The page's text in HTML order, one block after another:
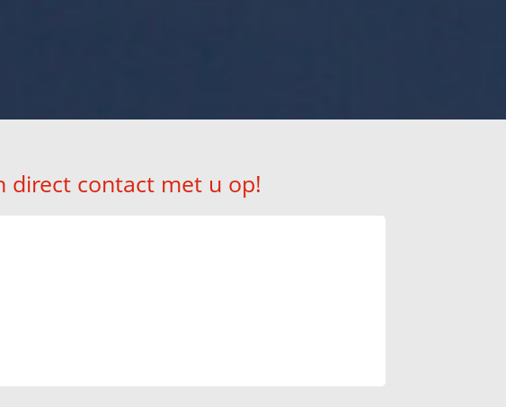
direct contact met u op!